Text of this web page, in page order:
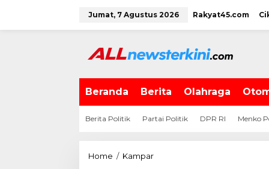
w
Jumat, 7 Agustus 2026 Rakyat45.com
Beranda Berita Olahraga
Berita Politik Partai Politik DPR RI Menko
Home / Kampar